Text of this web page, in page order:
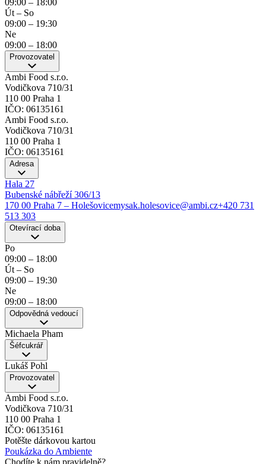
Út – So
09:00 – 19:30
Ne
09:00 – 18:00
Provozovatel
Ambi Food s.r.o.
Vodičkova 710/31
110 00 Praha 1
IČO: 06135161
Ambi Food s.r.o.
Vodičkova 710/31
110 00 Praha 1
IČO: 06135161
Adresa
Hala 27
Bubenské nábřeží 306/13
170 00 Praha 7 – Holešovicemysak.holesovice@ambi.cz+420 731
513 303
Otevírací doba
Po
09:00 – 18:00
Út – So
09:00 – 19:30
Ne
09:00 – 18:00
Odpovědná vedoucí
Michaela Pham
Šéfcukrář
Lukáš Pohl
Provozovatel
Ambi Food s.r.o.
Vodičkova 710/31
110 00 Praha 1
IČO: 06135161
Potěšte dárkovou kartou
Poukázka do Ambiente
Chodíte k nám pravidelně?